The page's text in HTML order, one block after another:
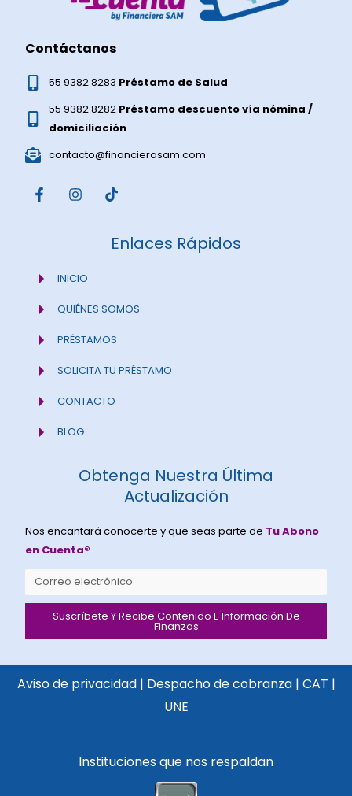
Contáctanos
55 9382 8283 Préstamo de Salud
55 9382 8282 Préstamo descuento vía nómina /
domiciliación
contacto@financierasam.com
F
a
o
k
f
I
n
r
a
m
T
i
o
Enlaces Rápidos
INICIO
QUIÉNES SOMOS
PRÉSTAMOS
SOLICITA TU PRÉSTAMO
CONTACTO
BLOG
Obtenga Nuestra Última
Actualización
Nos encantará conocerte y que seas parte de Tu Abono
en Cuenta®
Email
Suscríbete Y Recibe Contenido E Información De
Finanzas
Aviso de privacidad| Despacho de cobranza| CAT |
UNE
Instituciones que nos respaldan